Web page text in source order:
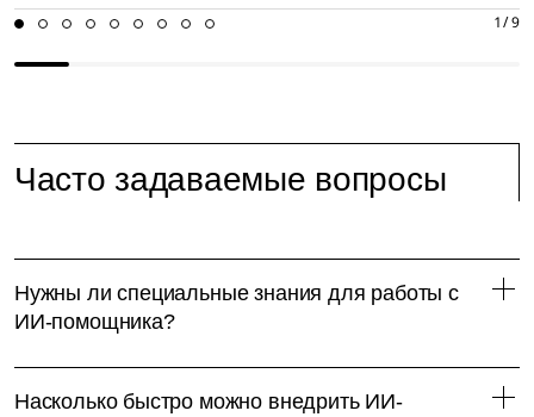
01 02 03 04 05 06 07 08 09 1 / 9
Часто задаваемые вопросы
Нужны ли специальные знания для работы с
ИИ-помощника?
Насколько быстро можно внедрить ИИ-